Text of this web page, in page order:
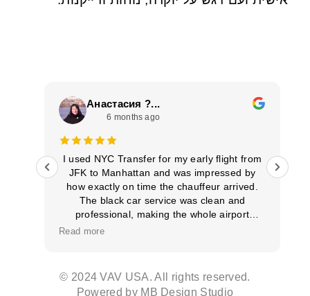
Анастасия ?...
6 months ago
I used NYC Transfer for my early flight from
JFK to Manhattan and was impressed by
how exactly on time the chauffeur arrived.
The black car service was clean and
professional, making the whole airport
transportation stress‑free. Punctuality like
Read more
© 2024 VAV USA. All rights reserved.
Powered by MB Design Studio